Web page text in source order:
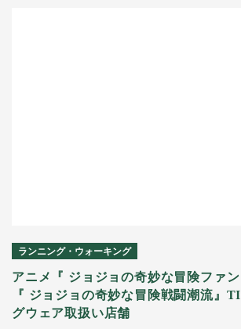
ランニング・ウォーキング
アニメ『 ジョジョの奇妙な冒険ファン
『 ジョジョの奇妙な冒険戦闘潮流』
グウェア取扱い店舗